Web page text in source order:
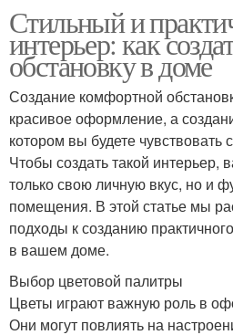
Стильный и
интерьер: как
обстановку в доме
Создание комфортной
красивое оформление, а
котором вы будете
Чтобы создать такой интерьер,
только свою личную вкус, но и
помещения. В этой статье мы
подходы к созданию
в вашем доме.
Выбор цветовой палитры
Цветы играют важную роль в
Они могут повлиять на